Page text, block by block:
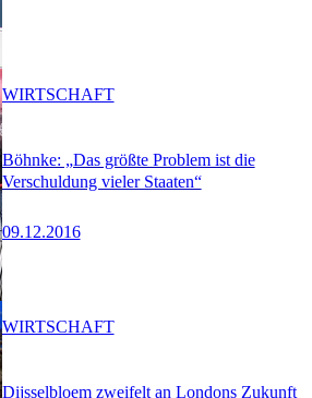
Böhnke: „Das größte Problem ist die
Verschuldung vieler Staaten“
09.12.2016
WIRTSCHAFT
Dijsselbloem zweifelt an Londons Zukunft
WIRTSCHAFT